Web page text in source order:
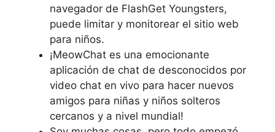
navegador de FlashGet Youngsters,
puede limitar y monitorear el sitio web
para niños.
¡MeowChat es una emocionante
aplicación de chat de desconocidos por
video chat en vivo para hacer nuevos
amigos para niñas y niños solteros
cercanos y a nivel mundial!